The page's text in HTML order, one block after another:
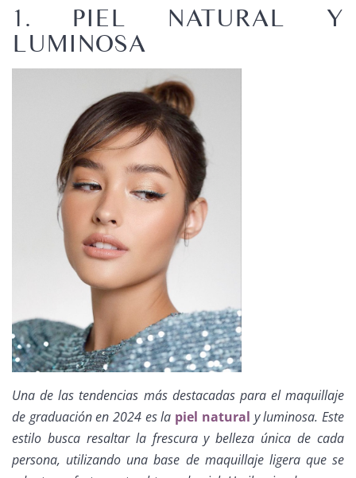
1. PIEL NATURAL Y
LUMINOSA
Una de las tendencias más destacadas para el maquillaje
de graduación en 2024 es la piel natural y luminosa. Este
estilo busca resaltar la frescura y belleza única de cada
persona, utilizando una base de maquillaje ligera que se